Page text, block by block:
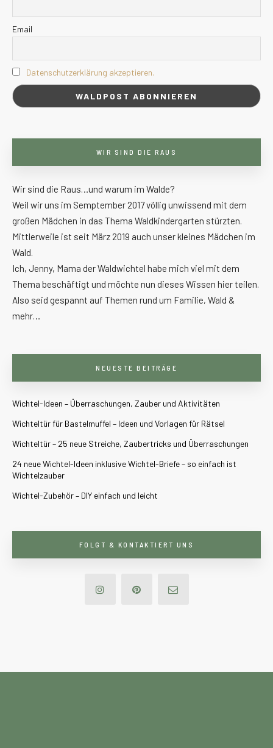
Email
Datenschutzerklärung akzeptieren.
WIR SIND DIE RAUS
Wir sind die Raus…und warum im Walde?
Weil wir uns im Semptember 2017 völlig unwissend mit dem
großen Mädchen in das Thema Waldkindergarten stürzten.
Mittlerweile ist seit März 2019 auch unser kleines Mädchen im
Wald.
Ich, Jenny, Mama der Waldwichtel habe mich viel mit dem
Thema beschäftigt und möchte nun dieses Wissen hier teilen.
Also seid gespannt auf Themen rund um Familie, Wald &
mehr…
NEUESTE BEITRÄGE
Wichtel-Ideen – Überraschungen, Zauber und Aktivitäten
Wichteltür für Bastelmuffel – Ideen und Vorlagen für Rätsel
Wichteltür – 25 neue Streiche, Zaubertricks und Überraschungen
24 neue Wichtel-Ideen inklusive Wichtel-Briefe – so einfach ist
Wichtelzauber
Wichtel-Zubehör – DIY einfach und leicht
FOLGT & KONTAKTIERT UNS